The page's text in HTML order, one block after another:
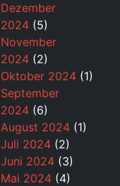
Dezember
2024 (5)
November
2024 (2)
Oktober 2024 (1)
September
2024 (6)
August 2024 (1)
Juli 2024 (2)
Juni 2024 (3)
Mai 2024 (4)